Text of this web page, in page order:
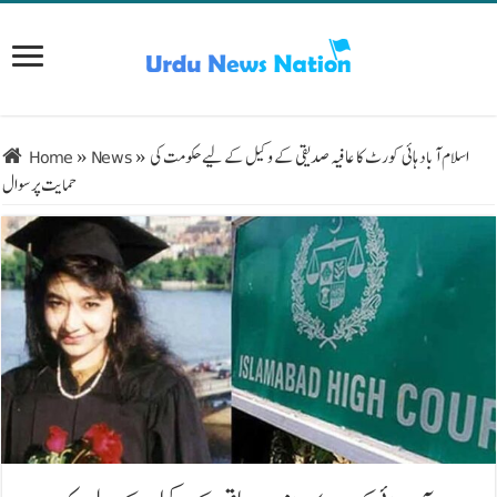
Home » News» اسلام آباد ہائی کورٹ کا عافیہ صدیقی کے وکیل کے لیے حکومت کی
حمایت پر سوال